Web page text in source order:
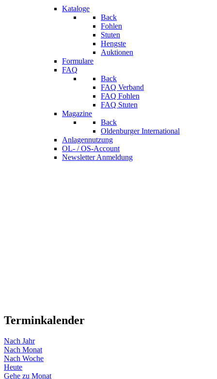
Kataloge
Back
Fohlen
Stuten
Hengste
Auktionen
Formulare
FAQ
Back
FAQ Verband
FAQ Fohlen
FAQ Stuten
Magazine
Back
Oldenburger International
Anlagennutzung
OL- / OS-Account
Newsletter Anmeldung
Terminkalender
Nach Jahr
Nach Monat
Nach Woche
Heute
Gehe zu Monat